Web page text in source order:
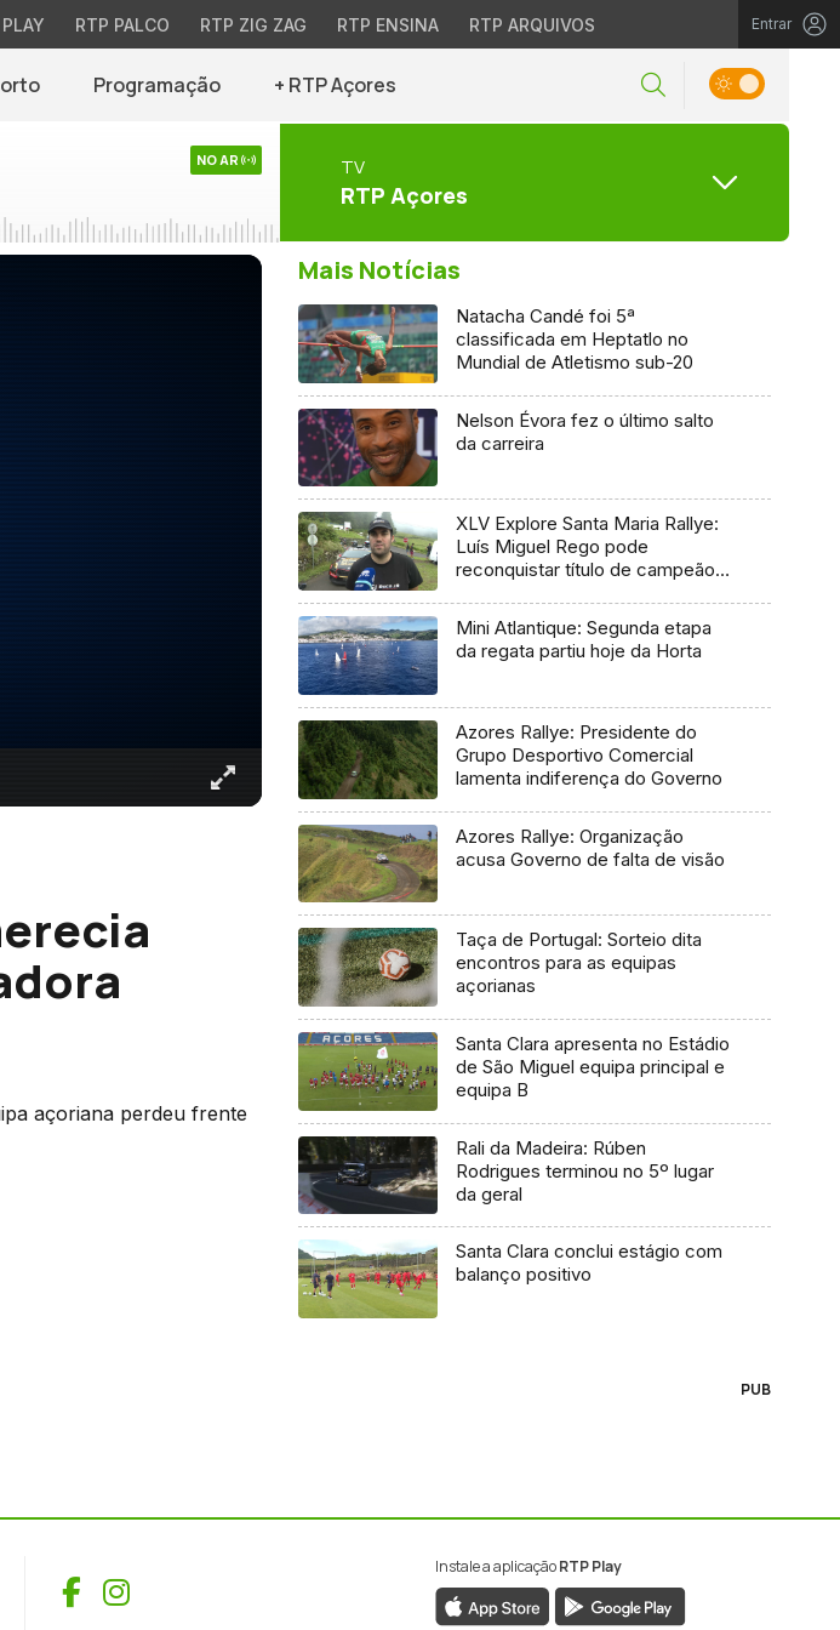
RTP PALCO RTP ZIG ZAG RTP ENSINA RTP ARQUIVOS Entrar
Programação + RTP Açores
NO AR TV
RTP Açores
açoriana perdeu frente
Mais Notícias
Natacha Candé foi 5ª
classificada em Heptatlo no
Mundial de Atletismo sub-20
Nelson Évora fez o último salto
da carreira
XLV Explore Santa Maria Rallye:
Luís Miguel Rego pode
reconquistar título de campeão
Mini Atlantique: Segunda etapa
da regata partiu hoje da Horta
Azores Rallye: Presidente do
Grupo Desportivo Comercial
lamenta indiferença do Governo
Azores Rallye: Organização
acusa Governo de falta de visão
Taça de Portugal: Sorteio dita
encontros para as equipas
açorianas
Santa Clara apresenta no Estádio
de São Miguel equipa principal e
equipa B
Rali da Madeira: Rúben
Rodrigues terminou no 5º lugar
da geral
Santa Clara conclui estágio com
balanço positivo
PUB
Facebook
Instagram
Instale a aplicaçãoRTP Play